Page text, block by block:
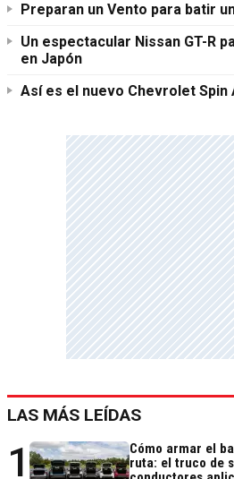
Preparan un Vento para batir
Un espectacular Nissan GT-R
en Japón
Así es el nuevo Chevrolet Spin
LAS MÁS LEÍDAS
1
Cómo armar el
ruta: el truco de